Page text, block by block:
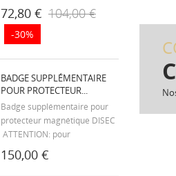
double-entrée certifié A2P*
Fabricant: PICARD Serrures
Avec 5 goupilles inférieures
anti-crochetage Ressorts en
acier anti-corrosion Inserts en
acier trempé...
72,80 € 104,00 €
-30%
BADGE SUPPLÉMENTAIRE
POUR PROTECTEUR...
Badge supplémentaire pour
protecteur magnétique DISEC
ATTENTION: pour
commander un badge
supplémentaire pour un
150,00 €